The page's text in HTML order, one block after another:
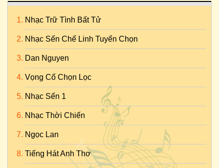
Nhạc Trữ Tình Bất Tử
Nhạc Sến Chế Linh Tuyển Chọn
Dan Nguyen
Vọng Cổ Chọn Lọc
Nhạc Sến 1
Nhạc Thời Chiến
Ngọc Lan
Tiếng Hát Anh Thơ